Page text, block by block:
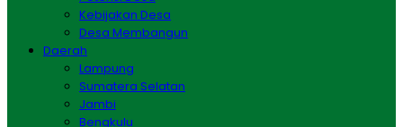
Kebijakan Desa
Desa Membangun
Daerah
Lampung
Sumatera Selatan
Jambi
Bengkulu